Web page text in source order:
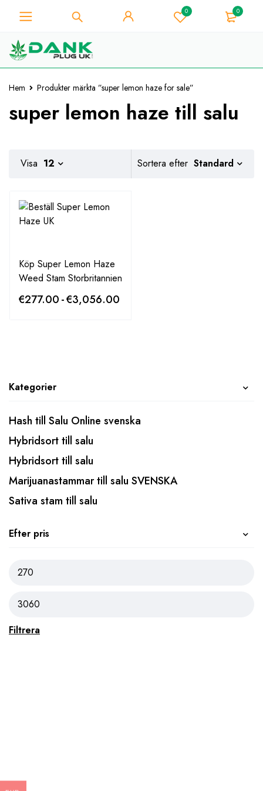
0 0
Hem Produkter märkta ”super lemon haze for sale”
super lemon haze till salu
Kategorier
Hash till Salu Online svenska
Hybridsort till salu
Hybridsort till salu
Marijuanastammar till salu SVENSKA
Sativa stam till salu
Efter pris
Filtrera
Sortera efter Standard
Visa 12
Köp Super Lemon Haze
Weed Stam Storbritannien
€277.00-€3,056.00
För Weed Lover - Få 10%
omedelbar rabatt på varje
"WELCOME10"